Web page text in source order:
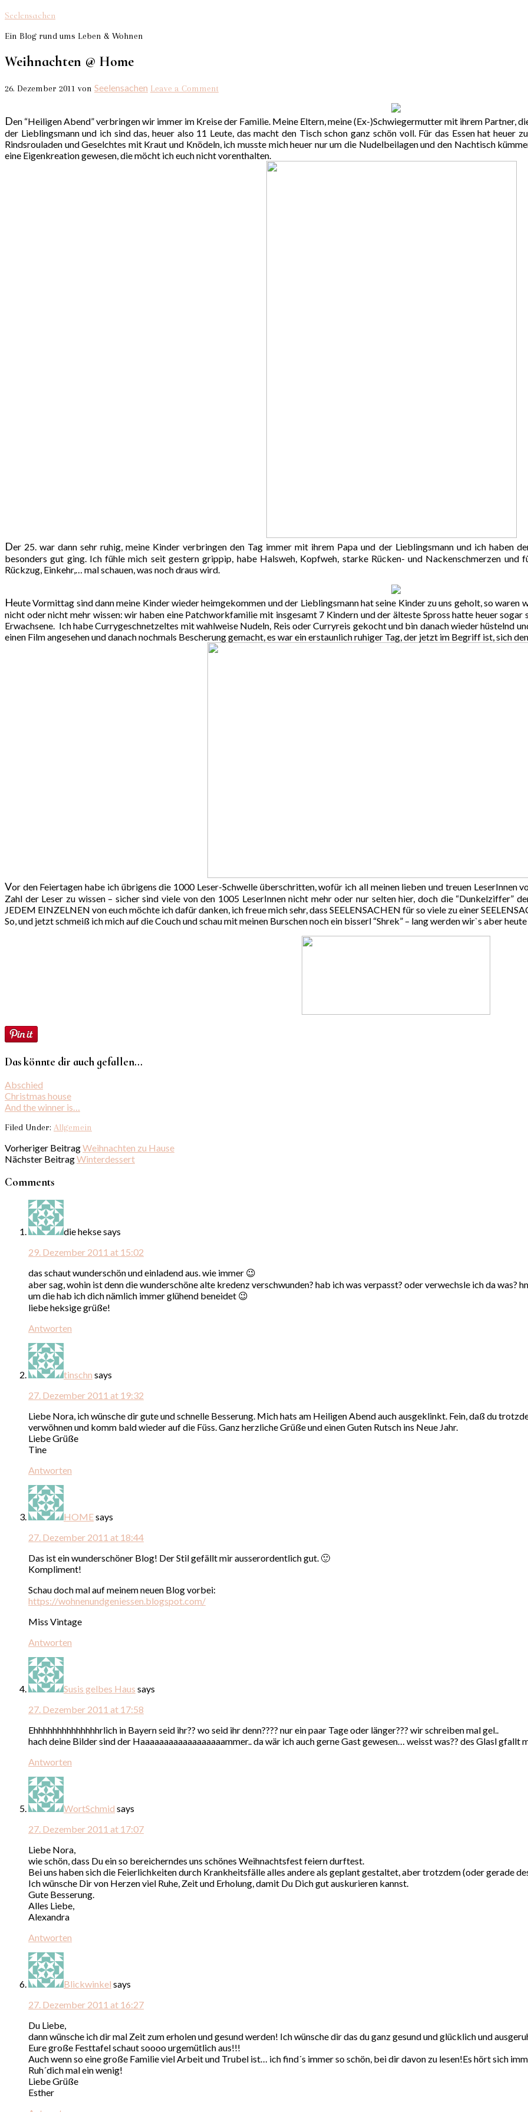
Seelensachen
Ein Blog rund ums Leben & Wohnen
Weihnachten @ Home
26. Dezember 2011 von Seelensachen Leave a Comment
Den “Heiligen Abend” verbringen wir immer im Kreise der Familie. Meine Eltern, meine (Ex-)Schwiegermutter mit ihrem Partner,
der Lieblingsmann und ich sind das, heuer also 11 Leute, das macht den Tisch schon ganz schön voll. Für das Essen hat
Rindsrouladen und Geselchtes mit Kraut und Knödeln, ich musste mich heuer nur um die Nudelbeilagen und den Nachtisch
eine Eigenkreation gewesen, die möcht ich euch nicht vorenthalten.
Der 25. war dann sehr ruhig, meine Kinder verbringen den Tag immer mit ihrem Papa und der Lieblingsmann und ich haben
besonders gut ging. Ich fühle mich seit gestern grippip, habe Halsweh, Kopfweh, starke Rücken- und Nackenschmerzen
Rückzug, Einkehr,… mal schauen, was noch draus wird.
Heute Vormittag sind dann meine Kinder wieder heimgekommen und der Lieblingsmann hat seine Kinder zu uns geholt, so
nicht oder nicht mehr wissen: wir haben eine Patchworkfamilie mit insgesamt 7 Kindern und der älteste Spross hatte heuer sogar
Erwachsene. Ich habe Currygeschnetzeltes mit wahlweise Nudeln, Reis oder Curryreis gekocht und bin danach wieder hüstelnd
einen Film angesehen und danach nochmals Bescherung gemacht, es war ein erstaunlich ruhiger Tag, der jetzt im Begriff ist, sich
Vor den Feiertagen habe ich übrigens die 1000 Leser-Schwelle überschritten, wofür ich all meinen lieben und treuen LeserInnen
Zahl der Leser zu wissen – sicher sind viele von den 1005 LeserInnen nicht mehr oder nur selten hier, doch die “Dunkelziffer”
JEDEM EINZELNEN von euch möchte ich dafür danken, ich freue mich sehr, dass SEELENSACHEN für so viele zu einer
So, und jetzt schmeiß ich mich auf die Couch und schau mit meinen Burschen noch ein bisserl “Shrek” – lang werden wir`s aber
Das könnte dir auch gefallen...
Abschied
Christmas house
And the winner is…
Filed Under: Allgemein
Vorheriger BeitragWeihnachten zu Hause
Nächster BeitragWinterdessert
Comments
die heksesays
29. Dezember 2011 at 15:02
das schaut wunderschön und einladend aus. wie immer 😉
aber sag, wohin ist denn die wunderschöne alte kredenz verschwunden? hab ich was verpasst? oder verwechsle ich da was?
um die hab ich dich nämlich immer glühend beneidet 😉
liebe heksige grüße!
Antworten
tinschn says
27. Dezember 2011 at 19:32
Liebe Nora, ich wünsche dir gute und schnelle Besserung. Mich hats am Heiligen Abend auch ausgeklinkt. Fein, daß du
verwöhnen und komm bald wieder auf die Füss. Ganz herzliche Grüße und einen Guten Rutsch ins Neue Jahr.
Liebe Grüße
Tine
Antworten
HOMEsays
27. Dezember 2011 at 18:44
Das ist ein wunderschöner Blog! Der Stil gefällt mir ausserordentlich gut. 🙂
Kompliment!
Schau doch mal auf meinem neuen Blog vorbei:
https://wohnenundgeniessen.blogspot.com/
Miss Vintage
Antworten
Susis gelbes Haus says
27. Dezember 2011 at 17:58
Ehhhhhhhhhhhhhhrlich in Bayern seid ihr?? wo seid ihr denn???? nur ein paar Tage oder länger??? wir schreiben mal gel..
hach deine Bilder sind der Haaaaaaaaaaaaaaaaaammer.. da wär ich auch gerne Gast gewesen… weisst was?? des Glasl gfallt
Antworten
WortSchmid says
27. Dezember 2011 at 17:07
Liebe Nora,
wie schön, dass Du ein so bereicherndes uns schönes Weihnachtsfest feiern durftest.
Bei uns haben sich die Feierlichkeiten durch Krankheitsfälle alles andere als geplant gestaltet, aber trotzdem (oder gerade
Ich wünsche Dir von Herzen viel Ruhe, Zeit und Erholung, damit Du Dich gut auskurieren kannst.
Gute Besserung.
Alles Liebe,
Alexandra
Antworten
Blickwinkel says
27. Dezember 2011 at 16:27
Du Liebe,
dann wünsche ich dir mal Zeit zum erholen und gesund werden! Ich wünsche dir das du ganz gesund und glücklich und
Eure große Festtafel schaut soooo urgemütlich aus!!!
Auch wenn so eine große Familie viel Arbeit und Trubel ist… ich find´s immer so schön, bei dir davon zu lesen!Es hört sich
Ruh´dich mal ein wenig!
Liebe Grüße
Esther